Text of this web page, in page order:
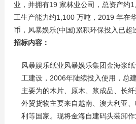
业，并拥有19 家林业公司，总资产约
工生产能力约1,100 万吨，2019 年在
币，风暴娱乐(中国)累积环保投入已超
招标内容：
风暴娱乐纸业风暴娱乐集团金海浆
工建设，2006年陆续投入使用，总
主要为的木片、原木、浆成品、长纤
外贸货物主要来自越南、澳大利亚
利等国家。现将金海自建码头装卸